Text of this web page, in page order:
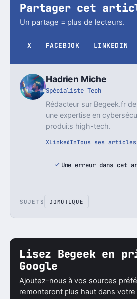
Partager cet
Un partage = plus de lecteurs.
X FACEBOOK LINKEDIN
Hadrien Miche
Spécialiste Tech
Rédacteur sur Begeek.fr
une expertise en
produits high-tech.
XLinkedInTous ses
Une erreur dans cet
SUJETS DOMOTIQUE
Lisez Begeek en
Google
Ajoutez-nous à vos sources
remonteront plus haut dans votre